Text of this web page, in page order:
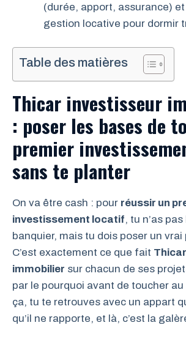
(durée, apport, assurance)
gestion locative pour dormir
Table des matières
Thicar investisseur
: poser les bases de
premier
sans te planter
On va être cash : pour réussir un
investissement locatif, tu n’as
banquier, mais tu dois poser un
C’est exactement ce que fait
immobilier sur chacun de ses
par le pourquoi avant de toucher
ça, tu te retrouves avec un appart
qu’il ne rapporte, et là, c’est la